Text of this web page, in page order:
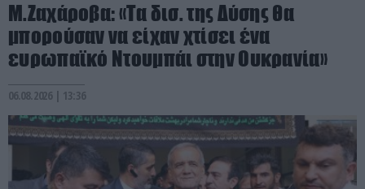
Μ.Ζαχάροβα: «Τα δισ. της Δύσης θα
μπορούσαν να είχαν χτίσει ένα
ευρωπαϊκό Ντουμπάι στην Ουκρανία»
06.08.2026 | 13:36